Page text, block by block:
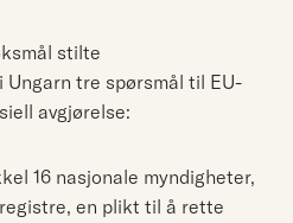
stilte
tre spørsmål til EU-
avgjørelse:
16 nasjonale myndigheter,
en plikt til å rette